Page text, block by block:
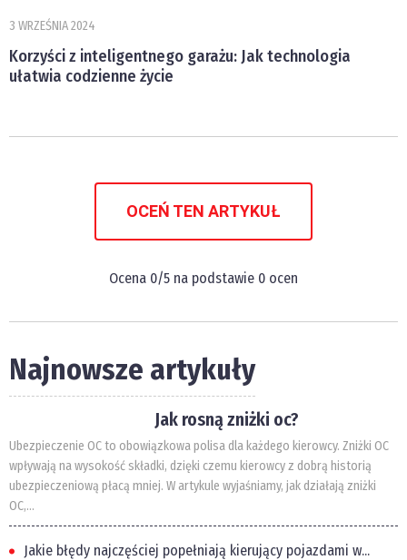
3 WRZEŚNIA 2024
Korzyści z inteligentnego garażu: Jak technologia
ułatwia codzienne życie
OCEŃ TEN ARTYKUŁ
Ocena 0/5 na podstawie 0 ocen
Najnowsze artykuły
Jak rosną zniżki oc?
Ubezpieczenie OC to obowiązkowa polisa dla każdego kierowcy. Zniżki OC
wpływają na wysokość składki, dzięki czemu kierowcy z dobrą historią
ubezpieczeniową płacą mniej. W artykule wyjaśniamy, jak działają zniżki
OC,...
Jakie błędy najczęściej popełniają kierujący pojazdami w...